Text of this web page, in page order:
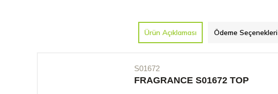
Ürün Açıklaması Ödeme Seçenekleri
S01672
FRAGRANCE S01672 TOP